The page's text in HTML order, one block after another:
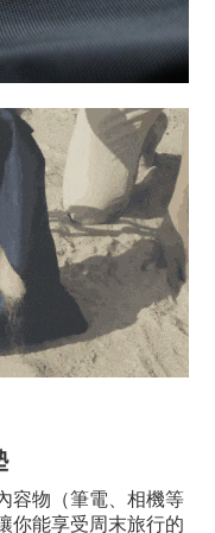
容物（筆電、相機等
你能享受周末旅行的